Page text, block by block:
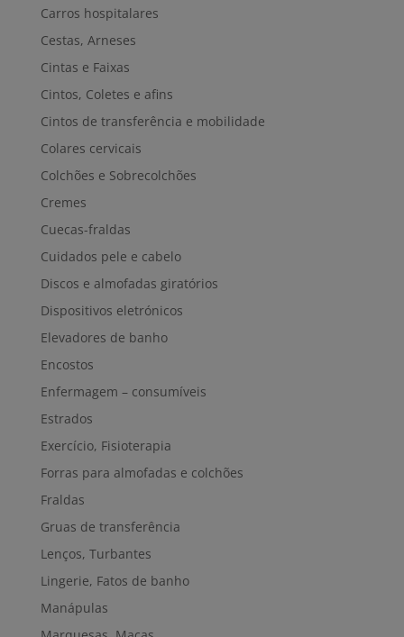
Carros hospitalares
Cestas, Arneses
Cintas e Faixas
Cintos, Coletes e afins
Cintos de transferência e mobilidade
Colares cervicais
Colchões e Sobrecolchões
Cremes
Cuecas-fraldas
Cuidados pele e cabelo
Discos e almofadas giratórios
Dispositivos eletrónicos
Elevadores de banho
Encostos
Enfermagem – consumíveis
Estrados
Exercício, Fisioterapia
Forras para almofadas e colchões
Fraldas
Gruas de transferência
Lenços, Turbantes
Lingerie, Fatos de banho
Manápulas